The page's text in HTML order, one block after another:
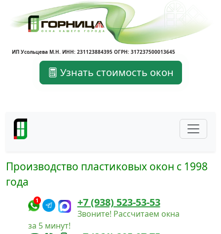
ИП Усольцева М.Н. ИНН: 231123884395 ОГРН: 317237500013645
Узнать стоимость окон
Производство пластиковых окон с 1998
года
1 +7 (938) 523-53-53
Звоните! Рассчитаем окна
за 5 минут!